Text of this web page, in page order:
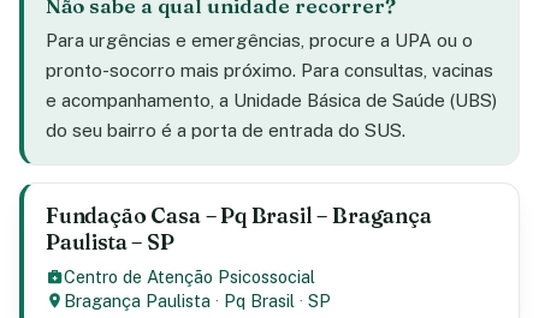
Não sabe a qual unidade recorrer?
Para urgências e emergências, procure a UPA ou o
pronto-socorro mais próximo. Para consultas, vacinas
e acompanhamento, a Unidade Básica de Saúde (UBS)
do seu bairro é a porta de entrada do SUS.
Fundação Casa – Pq Brasil – Bragança
Paulista – SP
Centro de Atenção Psicossocial
Bragança Paulista · Pq Brasil ·SP